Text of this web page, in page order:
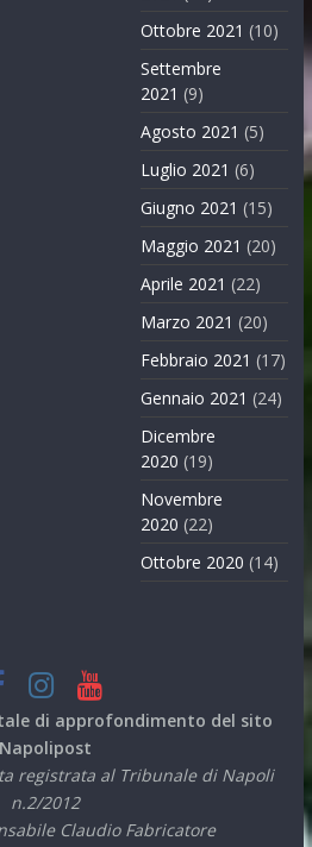
Ottobre 2021 (10)
Settembre
2021 (9)
Agosto 2021 (5)
Luglio 2021 (6)
Giugno 2021 (15)
Maggio 2021 (20)
Aprile 2021 (22)
Marzo 2021 (20)
Febbraio 2021 (17)
Gennaio 2021 (24)
Dicembre
2020 (19)
Novembre
2020 (22)
Ottobre 2020 (14)
di approfondimento del sito
Napolipost
registrata al Tribunale di Napoli
n.2/2012
Claudio Fabricatore